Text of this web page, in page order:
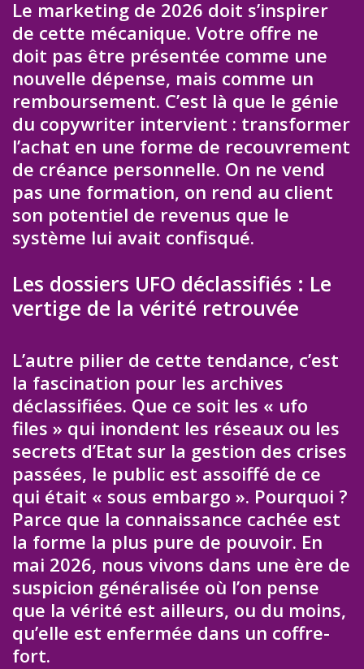
Le marketing de 2026 doit s’inspirer
de cette mécanique. Votre offre ne
doit pas être présentée comme une
nouvelle dépense, mais comme un
remboursement. C’est là que le génie
du copywriter intervient : transformer
l’achat en une forme de recouvrement
de créance personnelle. On ne vend
pas une formation, on rend au client
son potentiel de revenus que le
système lui avait confisqué.
Les dossiers UFO déclassifiés : Le
vertige de la vérité retrouvée
L’autre pilier de cette tendance, c’est
la fascination pour les archives
déclassifiées. Que ce soit les « ufo
files » qui inondent les réseaux ou les
secrets d’Etat sur la gestion des crises
passées, le public est assoiffé de ce
qui était « sous embargo ». Pourquoi ?
Parce que la connaissance cachée est
la forme la plus pure de pouvoir. En
mai 2026, nous vivons dans une ère de
suspicion généralisée où l’on pense
que la vérité est ailleurs, ou du moins,
qu’elle est enfermée dans un coffre-
fort.